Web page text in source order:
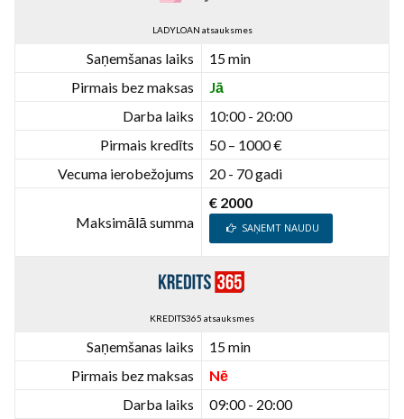
LADYLOAN atsauksmes
Saņemšanas laiks
15 min
Pirmais bez maksas
Jā
Darba laiks
10:00 - 20:00
Pirmais kredīts
50 – 1000 €
Vecuma ierobežojums
20 - 70 gadi
Maksimālā summa
€ 2000
SAŅEMT NAUDU
KREDITS365 atsauksmes
Saņemšanas laiks
15 min
Pirmais bez maksas
Nē
Darba laiks
09:00 - 20:00